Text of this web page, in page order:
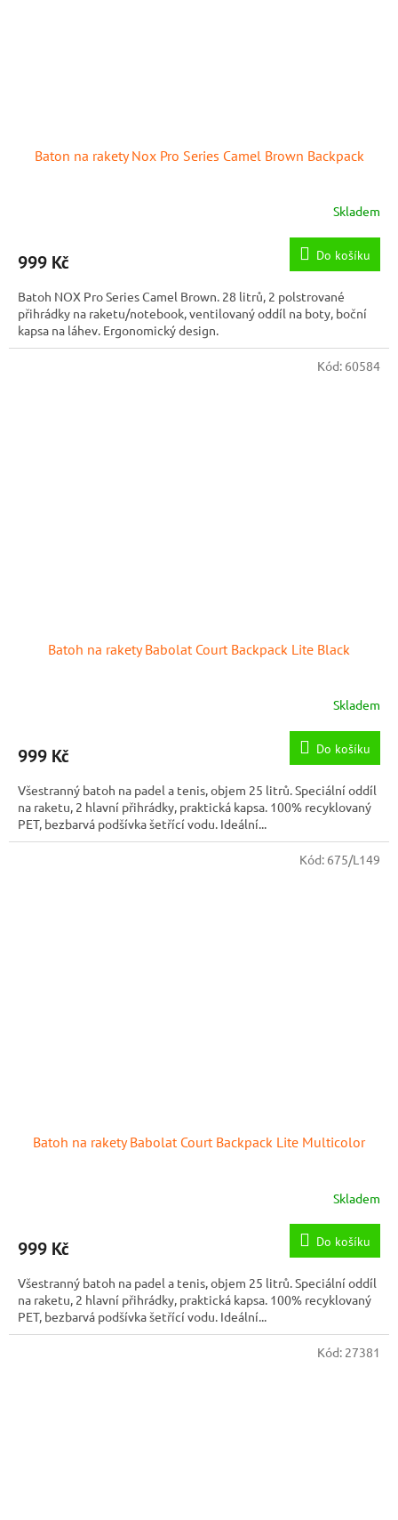
Baton na rakety Nox Pro Series Camel Brown Backpack
Skladem
999 Kč Do košíku
Batoh NOX Pro Series Camel Brown. 28 litrů, 2 polstrované
přihrádky na raketu/notebook, ventilovaný oddíl na boty, boční
kapsa na láhev. Ergonomický design.
Batoh na rakety Babolat Court Backpack Lite Black
Skladem
999 Kč Do košíku
Všestranný batoh na padel a tenis, objem 25 litrů. Speciální oddíl
na raketu, 2 hlavní přihrádky, praktická kapsa. 100% recyklovaný
PET, bezbarvá podšívka šetřící vodu. Ideální...
Kód: 60584
Batoh na rakety Babolat Court Backpack Lite Multicolor
Skladem
999 Kč Do košíku
Všestranný batoh na padel a tenis, objem 25 litrů. Speciální oddíl
na raketu, 2 hlavní přihrádky, praktická kapsa. 100% recyklovaný
PET, bezbarvá podšívka šetřící vodu. Ideální...
Kód: 675/L149
Kód: 27381